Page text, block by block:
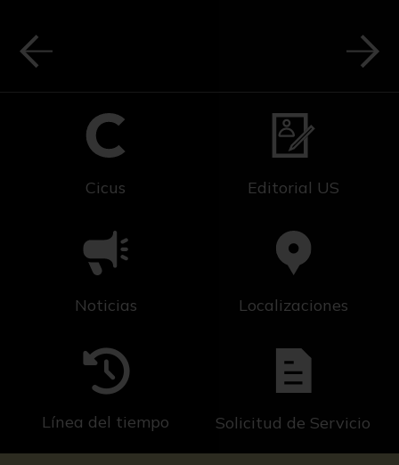
Cicus Editorial US
Noticias Localizaciones
Línea del tiempo Solicitud de Servicio